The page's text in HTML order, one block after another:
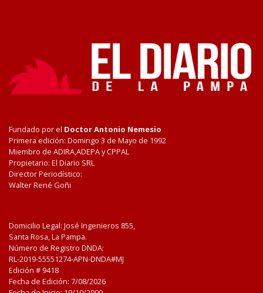
Fundado por el Doctor Antonio Nemesio
Primera edición: Domingo 3 de Mayo de 1992
Miembro de ADIRA,ADEPA y CPPAL
Propietario: El Diario SRL
Director Periodístico:
Walter René Goñi
Domicilio Legal: José Ingenieros 855,
Santa Rosa, La Pampa.
Número de Registro DNDA:
RL-2019-55551274-APN-DNDA#MJ
Edición # 9418
Fecha de Edición: 7/08/2026